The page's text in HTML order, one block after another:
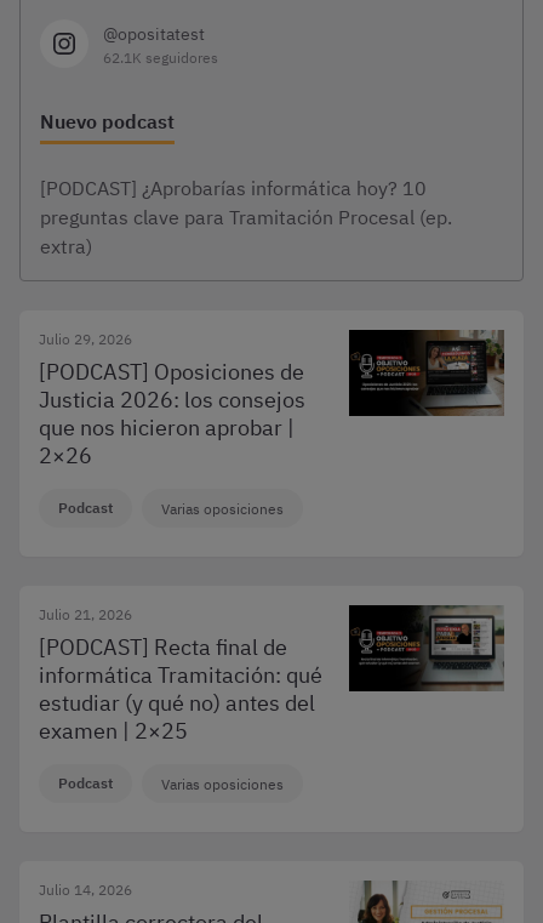
@opositatest
62.1K seguidores
Nuevo podcast
[PODCAST] ¿Aprobarías informática hoy? 10
preguntas clave para Tramitación Procesal (ep.
extra)
Julio 29, 2026
[PODCAST] Oposiciones de
Justicia 2026: los consejos
que nos hicieron aprobar |
2×26
Podcast Varias oposiciones
Julio 21, 2026
[PODCAST] Recta final de
informática Tramitación: qué
estudiar (y qué no) antes del
examen | 2×25
Podcast Varias oposiciones
Julio 14, 2026